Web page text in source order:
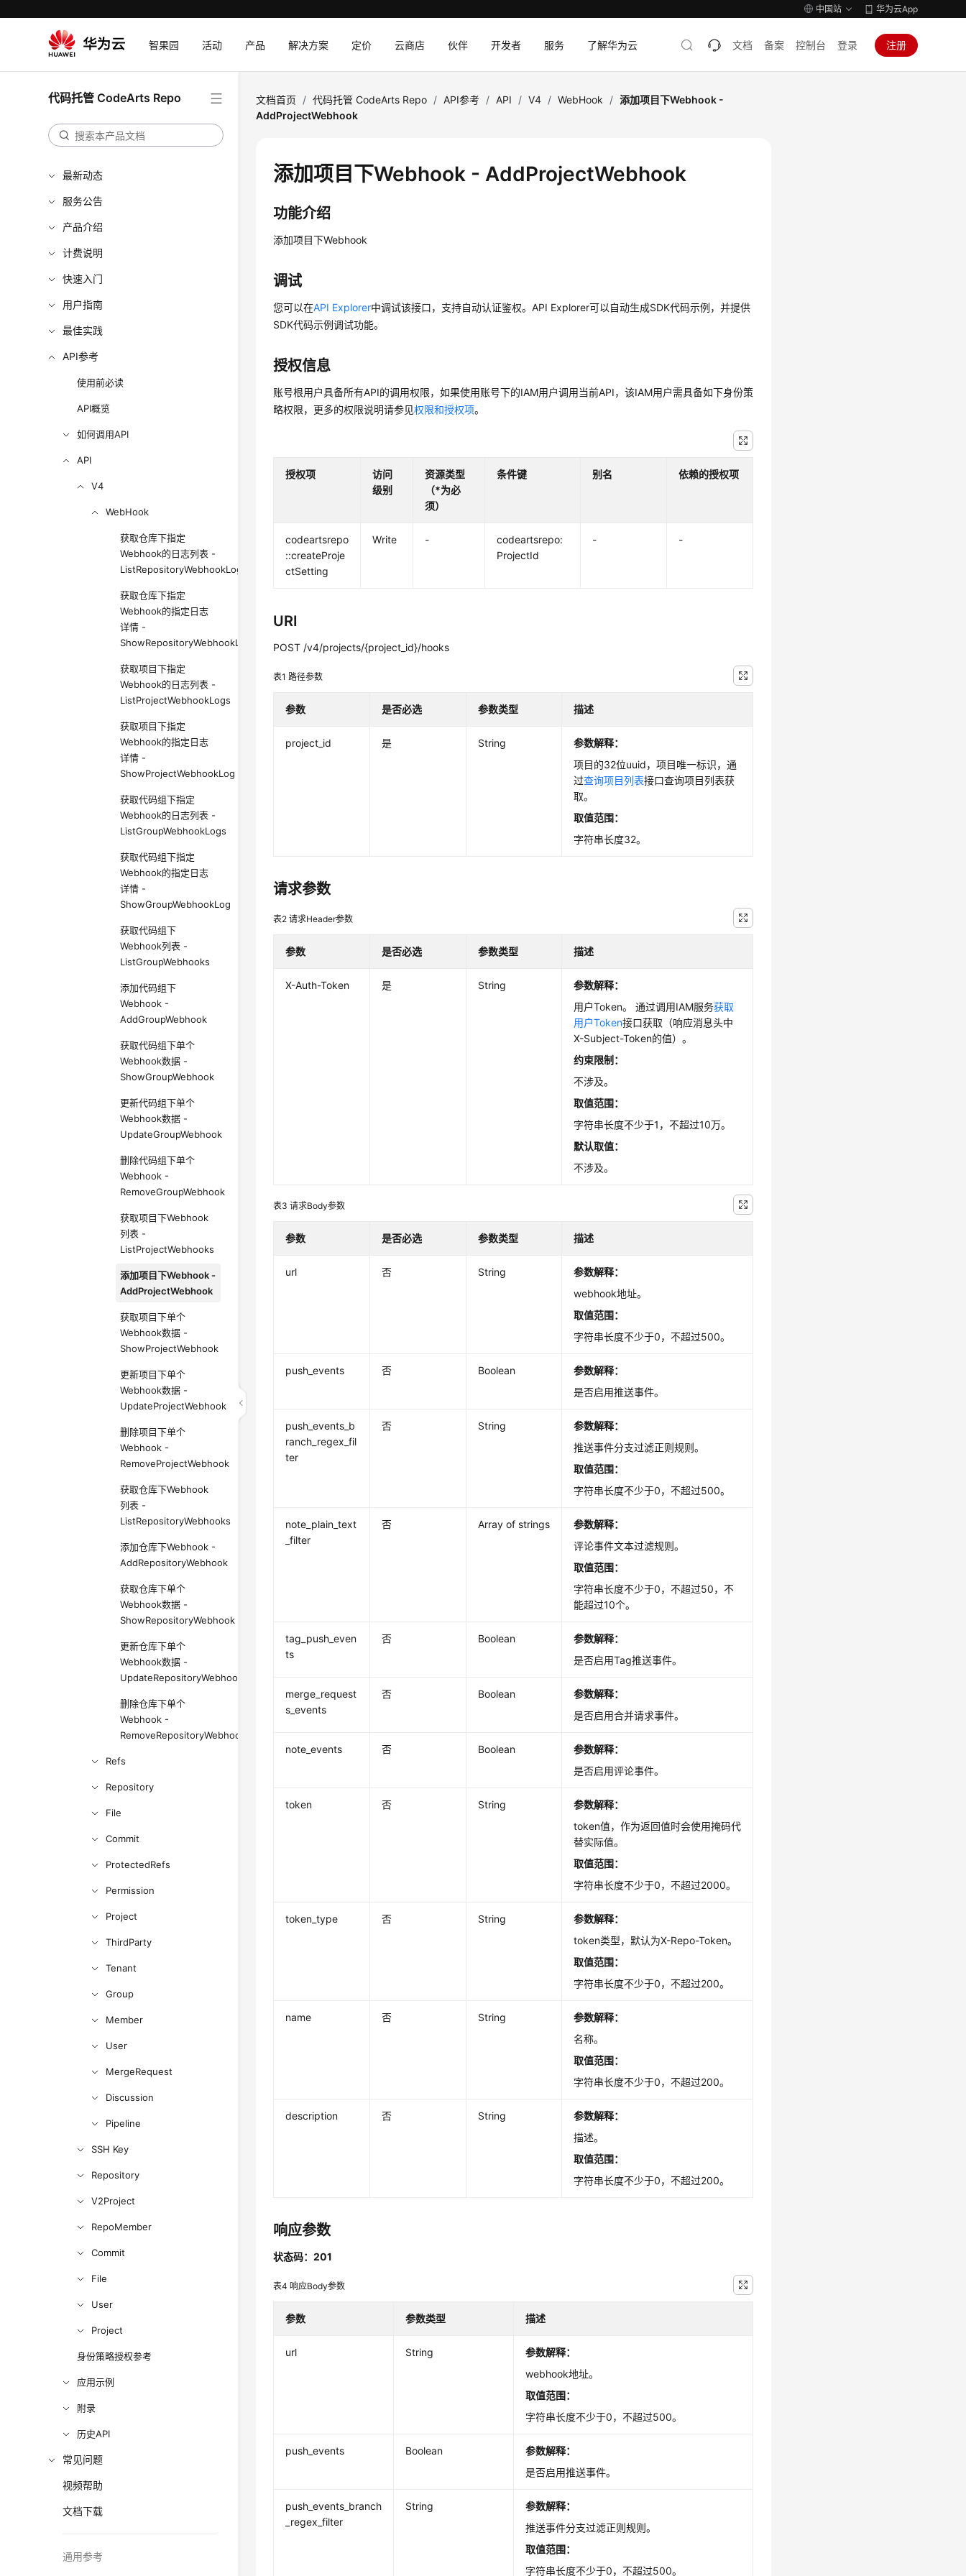
中国站 华为云App
智果园 活动 产品 解决方案 定价 云商店 伙伴 开发者 服务 了解华为云 文档 备案 控制台 登录 注册
代码托管 CodeArts Repo
最新动态
服务公告
产品介绍
计费说明
快速入门
用户指南
最佳实践
API参考
使用前必读
API概览
如何调用API
API
V4
WebHook
获取仓库下指定
Webhook的日志列表 -
ListRepositoryWebhookLogs
获取仓库下指定
Webhook的指定日志
详情 -
ShowRepositoryWebhookLog
获取项目下指定
Webhook的日志列表 -
ListProjectWebhookLogs
获取项目下指定
Webhook的指定日志
详情 -
ShowProjectWebhookLog
获取代码组下指定
Webhook的日志列表 -
ListGroupWebhookLogs
获取代码组下指定
Webhook的指定日志
详情 -
ShowGroupWebhookLog
获取代码组下
Webhook列表 -
ListGroupWebhooks
添加代码组下
Webhook -
AddGroupWebhook
获取代码组下单个
Webhook数据 -
ShowGroupWebhook
更新代码组下单个
Webhook数据 -
UpdateGroupWebhook
删除代码组下单个
Webhook -
RemoveGroupWebhook
获取项目下Webhook
列表 -
ListProjectWebhooks
添加项目下Webhook -
AddProjectWebhook
获取项目下单个
Webhook数据 -
ShowProjectWebhook
更新项目下单个
Webhook数据 -
UpdateProjectWebhook
删除项目下单个
Webhook -
RemoveProjectWebhook
获取仓库下Webhook
列表 -
ListRepositoryWebhooks
添加仓库下Webhook -
AddRepositoryWebhook
获取仓库下单个
Webhook数据 -
ShowRepositoryWebhook
更新仓库下单个
Webhook数据 -
UpdateRepositoryWebhook
删除仓库下单个
Webhook -
RemoveRepositoryWebhook
Refs
Repository
File
Commit
ProtectedRefs
Permission
Project
ThirdParty
Tenant
Group
Member
User
MergeRequest
Discussion
Pipeline
SSH Key
Repository
V2Project
RepoMember
Commit
File
User
Project
身份策略授权参考
应用示例
附录
历史API
常见问题
视频帮助
文档下载
通用参考
文档首页 / 代码托管 CodeArts Repo / API参考 / API / V4 / WebHook / 添加项目下Webhook -
AddProjectWebhook
添加项目下Webhook - AddProjectWebhook
功能介绍
添加项目下Webhook
调试
您可以在API Explorer中调试该接口，支持自动认证鉴权。API Explorer可以自动生成SDK代码示例，并提供
SDK代码示例调试功能。
授权信息
账号根用户具备所有API的调用权限，如果使用账号下的IAM用户调用当前API，该IAM用户需具备如下身份策
略权限，更多的权限说明请参见权限和授权项。
授权项
访问
级别
资源类型
（*为必
须）
条件键 别名 依赖的授权项
codeartsrepo
::createProje
ctSetting
Write -
codeartsrepo:
ProjectId
- -
URI
POST /v4/projects/{project_id}/hooks
表1路径参数
参数 是否必选 参数类型 描述
project_id 是 String
参数解释：
项目的32位uuid，项目唯一标识，通
过查询项目列表接口查询项目列表获
取。
取值范围：
字符串长度32。
请求参数
表2请求Header参数
参数 是否必选 参数类型 描述
X-Auth-Token 是 String
参数解释：
用户Token。 通过调用IAM服务获取
用户Token接口获取（响应消息头中
X-Subject-Token的值）。
约束限制：
不涉及。
取值范围：
字符串长度不少于1，不超过10万。
默认取值：
不涉及。
表3请求Body参数
参数 是否必选 参数类型 描述
url 否 String
参数解释：
webhook地址。
取值范围：
字符串长度不少于0，不超过500。
push_events 否 Boolean
参数解释：
是否启用推送事件。
push_events_b
ranch_regex_fil
ter
否 String
参数解释：
推送事件分支过滤正则规则。
取值范围：
字符串长度不少于0，不超过500。
note_plain_text
_filter
否 Array of strings
参数解释：
评论事件文本过滤规则。
取值范围：
字符串长度不少于0，不超过50，不
能超过10个。
tag_push_even
ts
否 Boolean
参数解释：
是否启用Tag推送事件。
merge_request
s_events
否 Boolean
参数解释：
是否启用合并请求事件。
note_events 否 Boolean
参数解释：
是否启用评论事件。
token 否 String
参数解释：
token值，作为返回值时会使用掩码代
替实际值。
取值范围：
字符串长度不少于0，不超过2000。
token_type 否 String
参数解释：
token类型，默认为X-Repo-Token。
取值范围：
字符串长度不少于0，不超过200。
name 否 String
参数解释：
名称。
取值范围：
字符串长度不少于0，不超过200。
description 否 String
参数解释：
描述。
取值范围：
字符串长度不少于0，不超过200。
响应参数
状态码：201
表4响应Body参数
参数 参数类型 描述
url String
参数解释：
webhook地址。
取值范围：
字符串长度不少于0，不超过500。
push_events Boolean
参数解释：
是否启用推送事件。
push_events_branch
_regex_filter
String
参数解释：
推送事件分支过滤正则规则。
取值范围：
字符串长度不少于0，不超过500。